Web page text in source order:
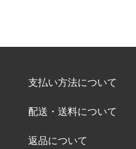
支払い方法について
配送・送料について
返品について